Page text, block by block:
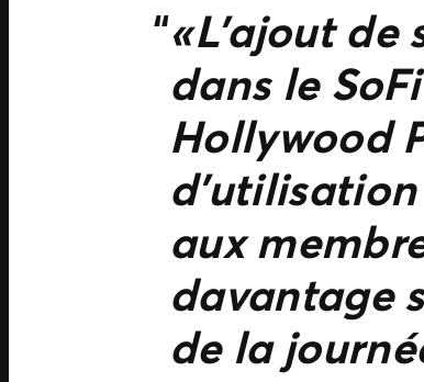
« L’ajout
dans le
Hollywood
aux
davantage
de la